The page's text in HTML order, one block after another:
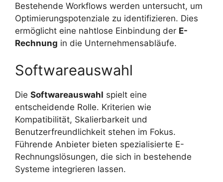
Bestehende Workflows werden untersucht, um
Optimierungspotenziale zu identifizieren. Dies
ermöglicht eine nahtlose Einbindung der E-
Rechnung in die Unternehmensabläufe.
Softwareauswahl
Die Softwareauswahl spielt eine
entscheidende Rolle. Kriterien wie
Kompatibilität, Skalierbarkeit und
Benutzerfreundlichkeit stehen im Fokus.
Führende Anbieter bieten spezialisierte E-
Rechnungslösungen, die sich in bestehende
Systeme integrieren lassen.